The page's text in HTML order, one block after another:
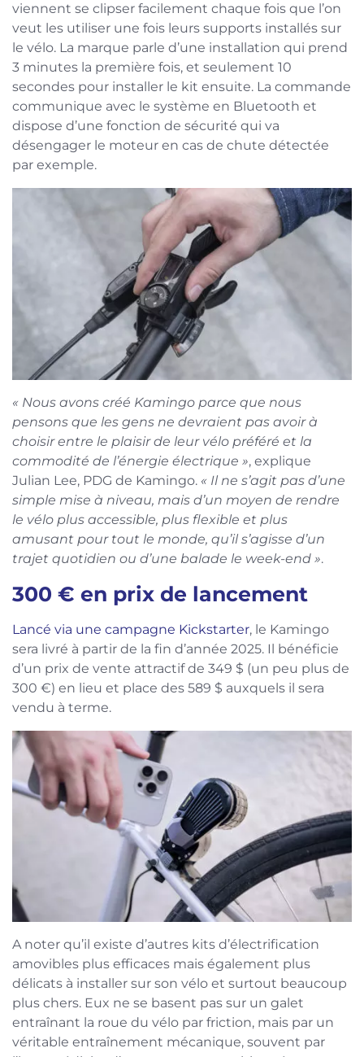
viennent se clipser facilement chaque fois que l’on
veut les utiliser une fois leurs supports installés sur
le vélo. La marque parle d’une installation qui prend
3 minutes la première fois, et seulement 10
secondes pour installer le kit ensuite. La commande
communique avec le système en Bluetooth et
dispose d’une fonction de sécurité qui va
désengager le moteur en cas de chute détectée
par exemple.
« Nous avons créé Kamingo parce que nous
pensons que les gens ne devraient pas avoir à
choisir entre le plaisir de leur vélo préféré et la
commodité de l’énergie électrique », explique
Julian Lee, PDG de Kamingo. « Il ne s’agit pas d’une
simple mise à niveau, mais d’un moyen de rendre
le vélo plus accessible, plus flexible et plus
amusant pour tout le monde, qu’il s’agisse d’un
trajet quotidien ou d’une balade le week-end ».
300 € en prix de lancement
Lancé via une campagne Kickstarter, le Kamingo
sera livré à partir de la fin d’année 2025. Il bénéficie
d’un prix de vente attractif de 349 $ (un peu plus de
300 €) en lieu et place des 589 $ auxquels il sera
vendu à terme.
A noter qu’il existe d’autres kits d’électrification
amovibles plus efficaces mais également plus
délicats à installer sur son vélo et surtout beaucoup
plus chers. Eux ne se basent pas sur un galet
entraînant la roue du vélo par friction, mais par un
véritable entraînement mécanique, souvent par